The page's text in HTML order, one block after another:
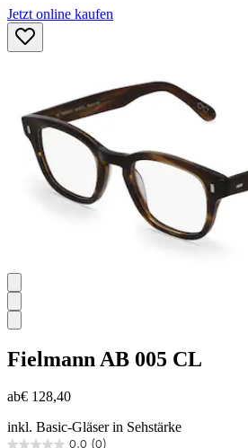
Jetzt online kaufen
Fielmann AB 005 CL
ab€ 128,40
inkl. Basic-Gläser in Sehstärke
0.0 (0)